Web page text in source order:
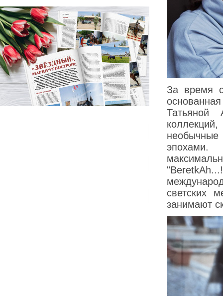
За время
Татьяной
эпохами.
светских
занимают